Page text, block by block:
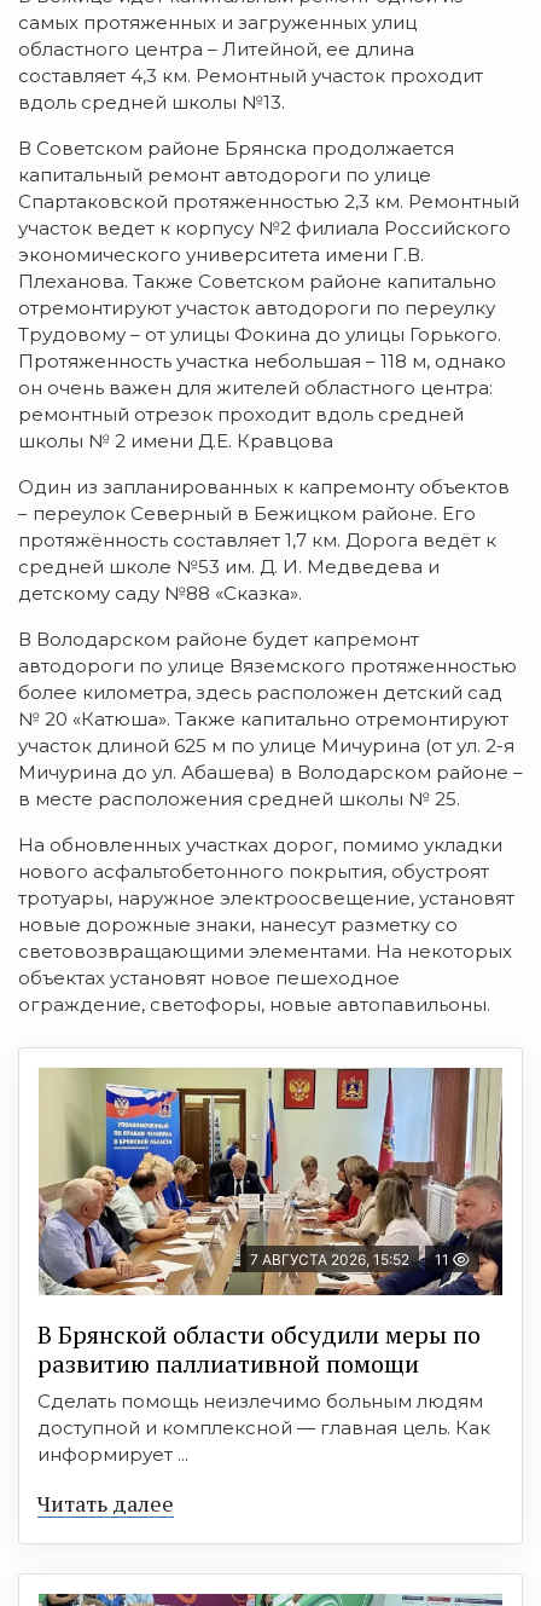
самых протяженных и загруженных улиц
областного центра – Литейной, ее длина
составляет 4,3 км. Ремонтный участок проходит
вдоль средней школы №13.
В Советском районе Брянска продолжается
капитальный ремонт автодороги по улице
Спартаковской протяженностью 2,3 км. Ремонтный
участок ведет к корпусу №2 филиала Российского
экономического университета имени Г.В.
Плеханова. Также Советском районе капитально
отремонтируют участок автодороги по переулку
Трудовому – от улицы Фокина до улицы Горького.
Протяженность участка небольшая – 118 м, однако
он очень важен для жителей областного центра:
ремонтный отрезок проходит вдоль средней
школы № 2 имени Д.Е. Кравцова
Один из запланированных к капремонту объектов
– переулок Северный в Бежицком районе. Его
протяжённость составляет 1,7 км. Дорога ведёт к
средней школе №53 им. Д. И. Медведева и
детскому саду №88 «Сказка».
В Володарском районе будет капремонт
автодороги по улице Вяземского протяженностью
более километра, здесь расположен детский сад
№ 20 «Катюша». Также капитально отремонтируют
участок длиной 625 м по улице Мичурина (от ул. 2-я
Мичурина до ул. Абашева) в Володарском районе –
в месте расположения средней школы № 25.
На обновленных участках дорог, помимо укладки
нового асфальтобетонного покрытия, обустроят
тротуары, наружное электроосвещение, установят
новые дорожные знаки, нанесут разметку со
световозвращающими элементами. На некоторых
объектах установят новое пешеходное
ограждение, светофоры, новые автопавильоны.
7 АВГУСТА 2026, 15:52 11
В Брянской области обсудили меры по
развитию паллиативной помощи
Сделать помощь неизлечимо больным людям
доступной и комплексной — главная цель. Как
информирует ...
Читать далее